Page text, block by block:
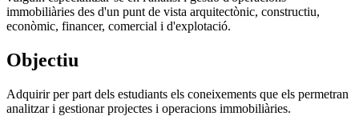
immobiliàries des d'un punt de vista arquitectònic, constructiu,
econòmic, financer, comercial i d'explotació.
Objectiu
Adquirir per part dels estudiants els coneixements que els permetran
analitzar i gestionar projectes i operacions immobiliàries.